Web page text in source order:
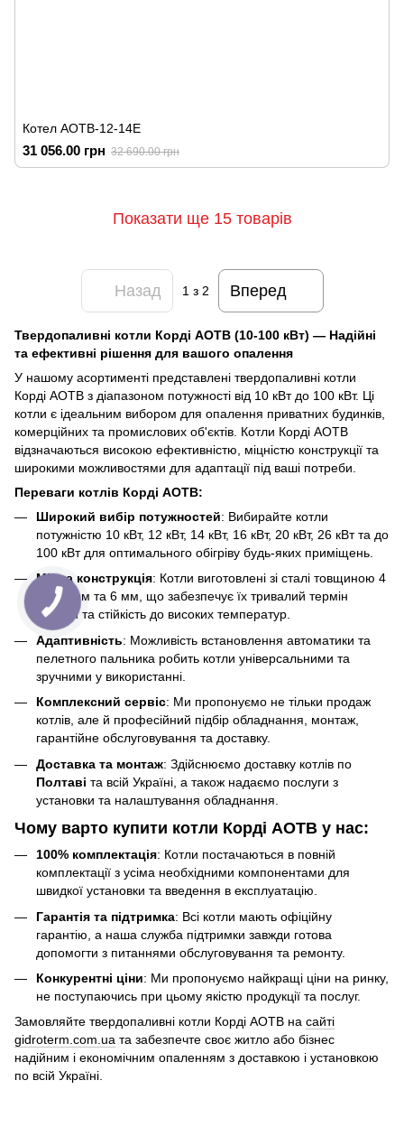
Котел АОТВ-12-14Е
31 056.00 грн 32 690.00 грн
Показати ще 15 товарів
Назад 1 з 2 Вперед
Твердопаливні котли Корді АОТВ (10-100 кВт) — Надійні
та ефективні рішення для вашого опалення
У нашому асортименті представлені твердопаливні котли
Корді АОТВ з діапазоном потужності від 10 кВт до 100 кВт. Ці
котли є ідеальним вибором для опалення приватних будинків,
комерційних та промислових об'єктів. Котли Корді АОТВ
відзначаються високою ефективністю, міцністю конструкції та
широкими можливостями для адаптації під ваші потреби.
Переваги котлів Корді АОТВ:
Широкий вибір потужностей: Вибирайте котли
потужністю 10 кВт, 12 кВт, 14 кВт, 16 кВт, 20 кВт, 26 кВт та до
100 кВт для оптимального обігріву будь-яких приміщень.
Міцна конструкція: Котли виготовлені зі сталі товщиною 4
мм, 5 мм та 6 мм, що забезпечує їх тривалий термін
служби та стійкість до високих температур.
Адаптивність: Можливість встановлення автоматики та
пелетного пальника робить котли універсальними та
зручними у використанні.
Комплексний сервіс: Ми пропонуємо не тільки продаж
котлів, але й професійний підбір обладнання, монтаж,
гарантійне обслуговування та доставку.
Доставка та монтаж: Здійснюємо доставку котлів по
Полтаві та всій Україні, а також надаємо послуги з
установки та налаштування обладнання.
Чому варто купити котли Корді АОТВ у нас:
100% комплектація: Котли постачаються в повній
комплектації з усіма необхідними компонентами для
швидкої установки та введення в експлуатацію.
Гарантія та підтримка: Всі котли мають офіційну
гарантію, а наша служба підтримки завжди готова
допомогти з питаннями обслуговування та ремонту.
Конкурентні ціни: Ми пропонуємо найкращі ціни на ринку,
не поступаючись при цьому якістю продукції та послуг.
Замовляйте твердопаливні котли Корді АОТВ на сайті
gidroterm.com.ua та забезпечте своє житло або бізнес
надійним і економічним опаленням з доставкою і установкою
по всій Україні.